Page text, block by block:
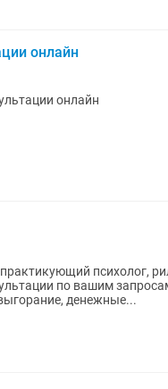
онлайн
онлайн
психолог, рилив-
по вашим
денежные...